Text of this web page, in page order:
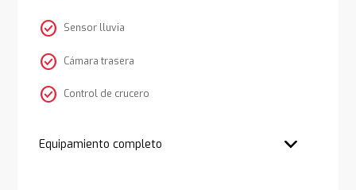
check_circle Sensor lluvia
check_circle Cámara trasera
check_circle Control de crucero
Equipamiento completo